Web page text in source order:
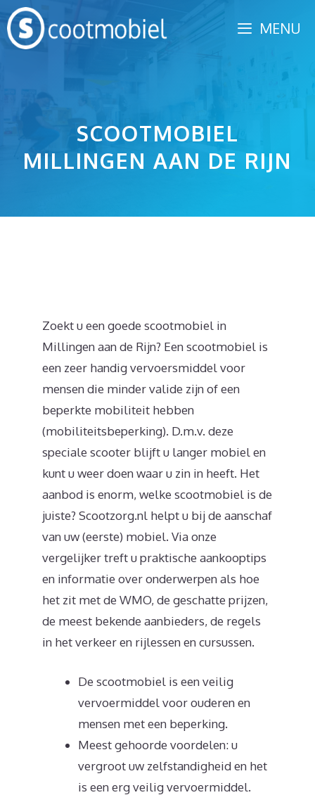
Spring
naar
inhoud
MENU
SCOOTMOBIEL
MILLINGEN AAN DE RIJN
Zoekt u een goede scootmobiel in
Millingen aan de Rijn? Een scootmobiel is
een zeer handig vervoersmiddel voor
mensen die minder valide zijn of een
beperkte mobiliteit hebben
(mobiliteitsbeperking). D.m.v. deze
speciale scooter blijft u langer mobiel en
kunt u weer doen waar u zin in heeft. Het
aanbod is enorm, welke scootmobiel is de
juiste? Scootzorg.nl helpt u bij de aanschaf
van uw (eerste) mobiel. Via onze
vergelijker treft u praktische aankooptips
en informatie over onderwerpen als hoe
het zit met de WMO, de geschatte prijzen,
de meest bekende aanbieders, de regels
in het verkeer en rijlessen en cursussen.
De scootmobiel is een veilig
vervoermiddel voor ouderen en
mensen met een beperking.
Meest gehoorde voordelen: u
vergroot uw zelfstandigheid en het
is een erg veilig vervoermiddel.